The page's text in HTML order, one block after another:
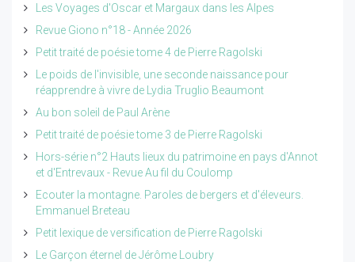
Les Voyages d'Oscar et Margaux dans les Alpes
Revue Giono n°18 - Année 2026
Petit traité de poésie tome 4 de Pierre Ragolski
Le poids de l'invisible, une seconde naissance pour
réapprendre à vivre de Lydia Truglio Beaumont
Au bon soleil de Paul Arène
Petit traité de poésie tome 3 de Pierre Ragolski
Hors-série n°2 Hauts lieux du patrimoine en pays d'Annot
et d'Entrevaux - Revue Au fil du Coulomp
Ecouter la montagne. Paroles de bergers et d'éleveurs.
Emmanuel Breteau
Petit lexique de versification de Pierre Ragolski
Le Garçon éternel de Jérôme Loubry